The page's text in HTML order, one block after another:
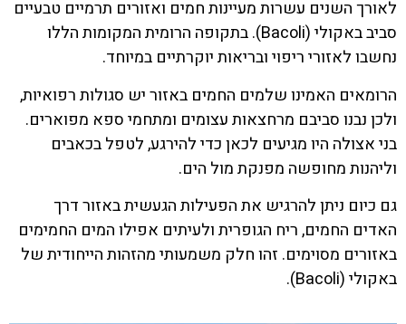
לאורך השנים עשרות מעיינות חמים ואזורים תרמיים טבעיים
סביב באקולי (Bacoli). בתקופה הרומית המקומות הללו
נחשבו לאזורי ריפוי ובריאות יוקרתיים במיוחד.
הרומאים האמינו שלמים החמים באזור יש סגולות רפואיות,
ולכן נבנו סביבם מרחצאות עצומים ומתחמי ספא מפוארים.
בני אצולה היו מגיעים לכאן כדי להירגע, לטפל בכאבים
וליהנות מחופשה מפנקת מול הים.
גם כיום ניתן להרגיש את הפעילות הגעשית באזור דרך
האדים החמים, ריח הגופרית ולעיתים אפילו המים החמימים
באזורים מסוימים. זהו חלק משמעותי מהזהות הייחודית של
באקולי (Bacoli).